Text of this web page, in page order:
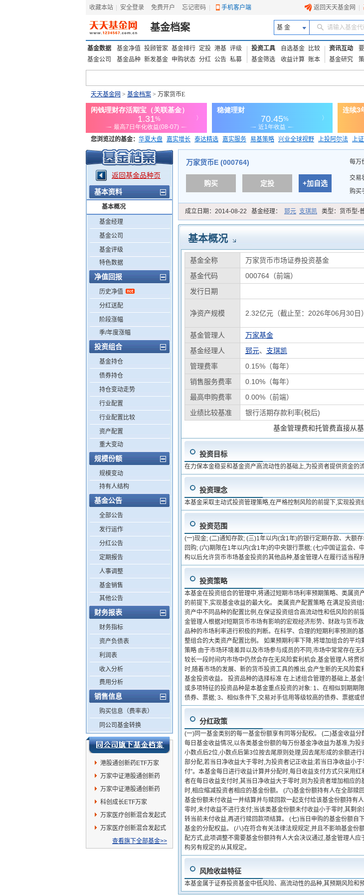
收藏本站 安全登录 免费开户 忘记密码 手机客户端 返回天天基金网
基金档案 基 金 请输入基金
基金数据 基金净值 投顾管家 基金排行 定投 港基 评级
基金公司
基金品种 新发基金 申购状态 分红 公告 私募
投资工具 自选基金
比较
基金筛选
收益计算 账本
资讯互动
基金研究
天天基金网 > 基金档案 > 万家货币E
您浏览过的基金： 华夏大盘 嘉实增长 泰达精选 嘉实服务 易基策略 兴业全球视野 上投阿尔法 上
添富优势 华安宏利 上证180价值ETF
返回基金品种页
基本资料
基本概况
基金经理
基金公司
基金评级
特色数据
净值回报
历史净值
分红送配
阶段涨幅
季/年度涨幅
投资组合
基金持仓
债券持仓
持仓变动走势
行业配置
行业配置比较
资产配置
重大变动
规模份额
规模变动
持有人结构
基金公告
全部公告
发行运作
分红公告
定期报告
人事调整
基金销售
其他公告
财务报表
财务指标
资产负债表
利润表
收入分析
费用分析
销售信息
购买信息（费率表）
同公司基金转换
港股通创新药ETF万家
万家中证港股通创新药
ETF发起式联接A
万家中证港股通创新药
ETF发起式联接C
科创成长ETF万家
万家医疗创新混合发起式
C
万家医疗创新混合发起式
查看旗下全部基金>>
万家货币E (000764)
购买 定投 +加自选
每万
交易
购买
成立日期： 2014-08-22 基金经理： 郅元 支琪凯 类型： 货币型-
基本概况
基金全称 万家货币市场证券投资基金
基金代码
000764（前端）
发行日期
净资产规模 2.32亿元（截止至：2026年06月30日）
基金管理人
万家基金
基金经理人
郅元、 支琪凯
管理费率
0.15%（每年）
销售服务费率
0.10%（每年）
最高申购费率
0.00%（前端）
业绩比较基准
银行活期存款利率(税后)
基金管理费和托管费直接从
投资目标
在力保本金稳妥和基金资产高流动性的基础上,为投资者提供资金的
投资理念
本基金采取主动式投资管理策略,在严格控制风险的前提下,实现投资
投资范围
(一)现金; (二)通知存款; (三)1年以内(含1年)的银行定期存款、大额
回购; (六)期限在1年以内(含1年)的中央银行票据; (七)中国证监会
构以后允许货币市场基金投资的其他品种,基金管理人在履行适当程
投资策略
本基金在投资组合的管理中,将通过短期市场利率预期策略、类属
的前提下,实现基金收益的最大化。 类属资产配置策略 在满足投资
资产中不同品种的配置比例,在保证投资组合高流动性和低风险的
金管理人根据对短期货币市场有影响的宏观经济形势、财政与货币
品种的市场利率进行积极的判断。在科学、合理的短期利率预测的
整组合的大类资产配置比例。 如果预期利率下降,将增加组合的平
策略 由于市场环境差异以及市场参与成员的不同,市场中常常存在
较长一段时间内市场中仍然会存在无风险套利机会,基金管理人将贯
时,随着市场的发展、新的货币投资工具的推出,会产生新的无风险
基金投资收益。 投资品种的选择标准 在上述组合管理的基础上,基
或多项特征的投资品种是本基金重点投资的对象: 1、在相似到期期
债券、票据; 3、相似条件下,交易对手信用等级较高的债券、票据或
分红政策
(一)同一基金类别的每一基金份额享有同等分配权。 (二)基金收益
每日基金收益情况,以各类基金份额的每万份基金净收益为基准,为
小数点后2位,小数点后第3位按去尾原则处理,因去尾形成的余额进
部分配,若当日净收益大于零时,为投资者记正收益;若当日净收益小
付”。本基金每日进行收益计算并分配时,每日收益支付方式只采用
者在每日收益支付时,其当日净收益大于零时,则为投资者增加相应
时,相应缩减投资者相应的基金份额。 (六)基金份额持有人在全部
基金份额未付收益一并结算并与赎回款一起支付给该基金份额持有
零时,未付收益不进行支付;当该类基金份额未付收益小于零时,其剩
转当前未付收益,再进行赎回款项结算。 (七)当日申购的基金份额
基金的分配权益。 (八)在符合有关法律法规规定,并且不影响基金
配方式,此项调整不需要基金份额持有人大会决议通过,基金管理人
构另有规定的从其规定。
风险收益特征
本基金属于证券投资基金中低风险、高流动性的品种,其预期风险和